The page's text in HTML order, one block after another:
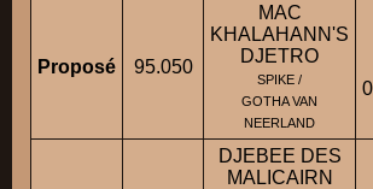
Proposé 95.050
MAC
KHALAHANN'S
DJETRO
SPIKE /
GOTHA VAN
NEERLAND
DJEBEE DES
MALICAIRN